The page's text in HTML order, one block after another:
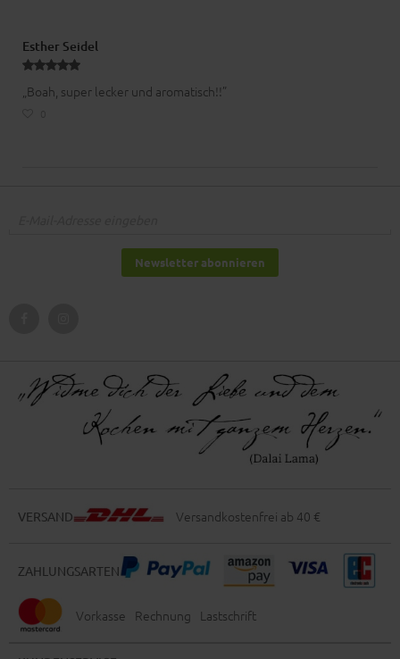
Esther Seidel
„Boah, super lecker und aromatisch!!”
Newsletter abonnieren
VERSAND Versandkostenfrei ab 40 €
ZAHLUNGSARTEN
Vorkasse Rechnung Lastschrift